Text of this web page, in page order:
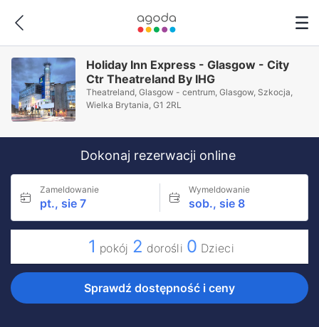
Holiday Inn Express - Glasgow - City
Ctr Theatreland By IHG
Theatreland, Glasgow - centrum, Glasgow, Szkocja,
Wielka Brytania, G1 2RL
Dokonaj rezerwacji online
Zameldowanie
pt., sie 7
Wymeldowanie
sob., sie 8
1 pokój 2 dorośli 0 Dzieci
Sprawdź dostępność i ceny